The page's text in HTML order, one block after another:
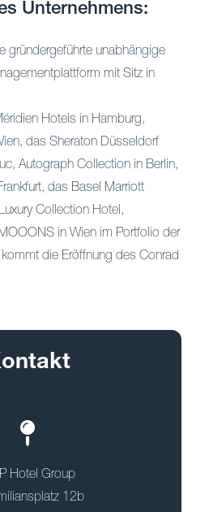
Unternehmens:
gründergeführte unabhängige
mit Sitz in
Hotels in Hamburg,
das Sheraton Düsseldorf
Autograph Collection in Berlin,
das Basel Marriott
Collection Hotel,
in Wien im Portfolio der
die Eröffnung des Conrad
Hotel Group
12b